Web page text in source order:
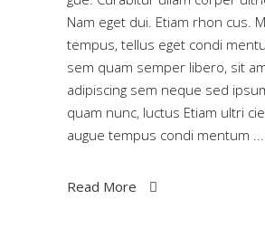
Nam eget dui. Etiam rhon cus.
tempus, tellus eget condi
sem quam semper libero, sit
adipiscing sem neque sed
quam nunc, luctus Etiam ultri
augue tempus condi mentum
Read More